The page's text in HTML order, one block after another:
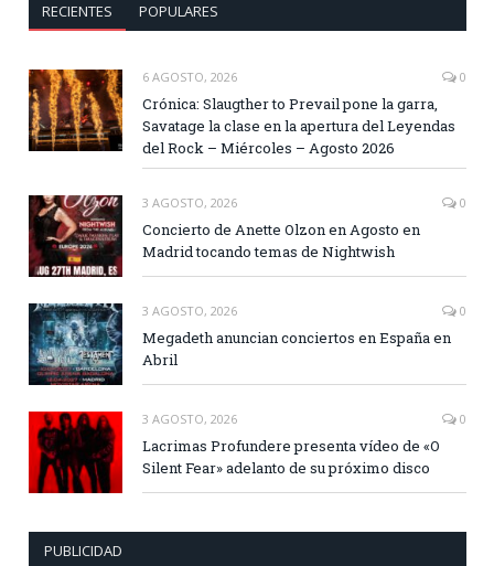
RECIENTES POPULARES
6 AGOSTO, 2026 0
Crónica: Slaugther to Prevail pone la garra,
Savatage la clase en la apertura del Leyendas
del Rock – Miércoles – Agosto 2026
3 AGOSTO, 2026 0
Concierto de Anette Olzon en Agosto en
Madrid tocando temas de Nightwish
3 AGOSTO, 2026 0
Megadeth anuncian conciertos en España en
Abril
3 AGOSTO, 2026 0
Lacrimas Profundere presenta vídeo de «O
Silent Fear» adelanto de su próximo disco
PUBLICIDAD